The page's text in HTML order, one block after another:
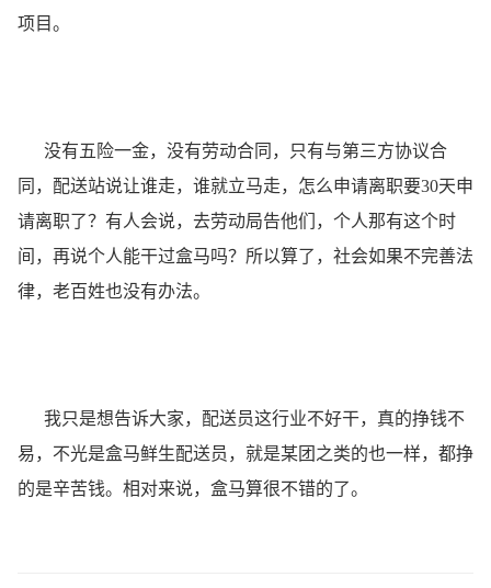
项目。
没有五险一金，没有劳动合同，只有与第三方协议合
同，配送站说让谁走，谁就立马走，怎么申请离职要30天申
请离职了？有人会说，去劳动局告他们，个人那有这个时
间，再说个人能干过盒马吗？所以算了，社会如果不完善法
律，老百姓也没有办法。
我只是想告诉大家，配送员这行业不好干，真的挣钱不
易，不光是盒马鲜生配送员，就是某团之类的也一样，都挣
的是辛苦钱。相对来说，盒马算很不错的了。